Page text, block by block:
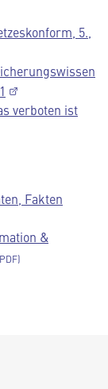
5.,
verboten ist
Fakten
&